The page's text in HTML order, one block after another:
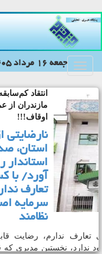
Toggle
جمعه 16 مرداد 1405-9:30
مازندران گفت:
مدیریت اوقاف استان